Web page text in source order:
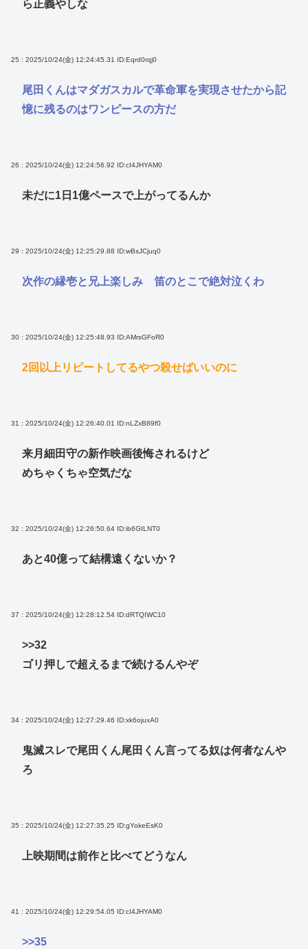
ら正義やしな
25 : 2025/10/24(金) 12:24:45.31 ID:Eqrd0rqj0
尾田くんはマダガスカルで革命軍を実現させたから記
憶に残るのはワンピースの方だ
26 : 2025/10/24(金) 12:24:56.92 ID:cI4JHYAM0
未だに1日1億ペースで上がってるんか
29 : 2025/10/24(金) 12:25:29.88 ID:wBsJCjuq0
次作の縁壱と兄上楽しみ 笛のとこで絶対泣くわ
30 : 2025/10/24(金) 12:25:48.93 ID:AMrsGFoR0
2回以上リピートしてるやつ殺せばいいのに
31 : 2025/10/24(金) 12:26:40.01 ID:nLZxB89f0
来月細田守の新作映画後悔されるけど
めちゃくちゃ空気だな
32 : 2025/10/24(金) 12:26:50.64 ID:ib6GILNT0
あと40億って結構遠くないか？
37 : 2025/10/24(金) 12:28:12.54 ID:dRTQIWC10
>>32
ゴリ押しで超えるまで続けるんやぞ
34 : 2025/10/24(金) 12:27:29.46 ID:xk6ojuxA0
鬼滅スレで尾田くん尾田くん言ってる奴は何者なんや
ろ
35 : 2025/10/24(金) 12:27:35.25 ID:gYokeEsK0
上映期間は前作と比べてどうなん
41 : 2025/10/24(金) 12:29:54.05 ID:cI4JHYAM0
>>35